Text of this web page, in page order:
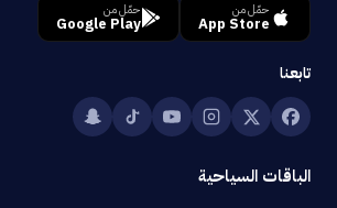
حمّل من
App Store
حمّل من
Google Play
تابعنا
الباقات السياحية